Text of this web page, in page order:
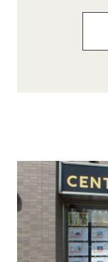
Pure
ハイムメゾ
6.5万円
物件詳細へ
ハイムレト